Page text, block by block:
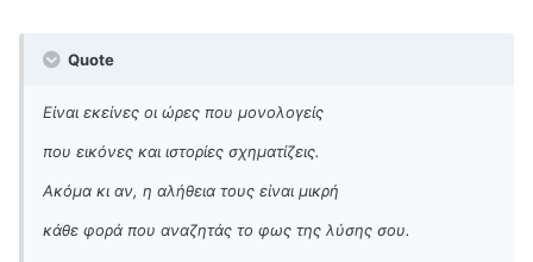
Quote
Είναι εκείνες οι ώρες που μονολογείς
που εικόνες και ιστορίες σχηματίζεις.
Ακόμα κι αν, η αλήθεια τους είναι μικρή
κάθε φορά που αναζητάς το φως της λύσης σου.